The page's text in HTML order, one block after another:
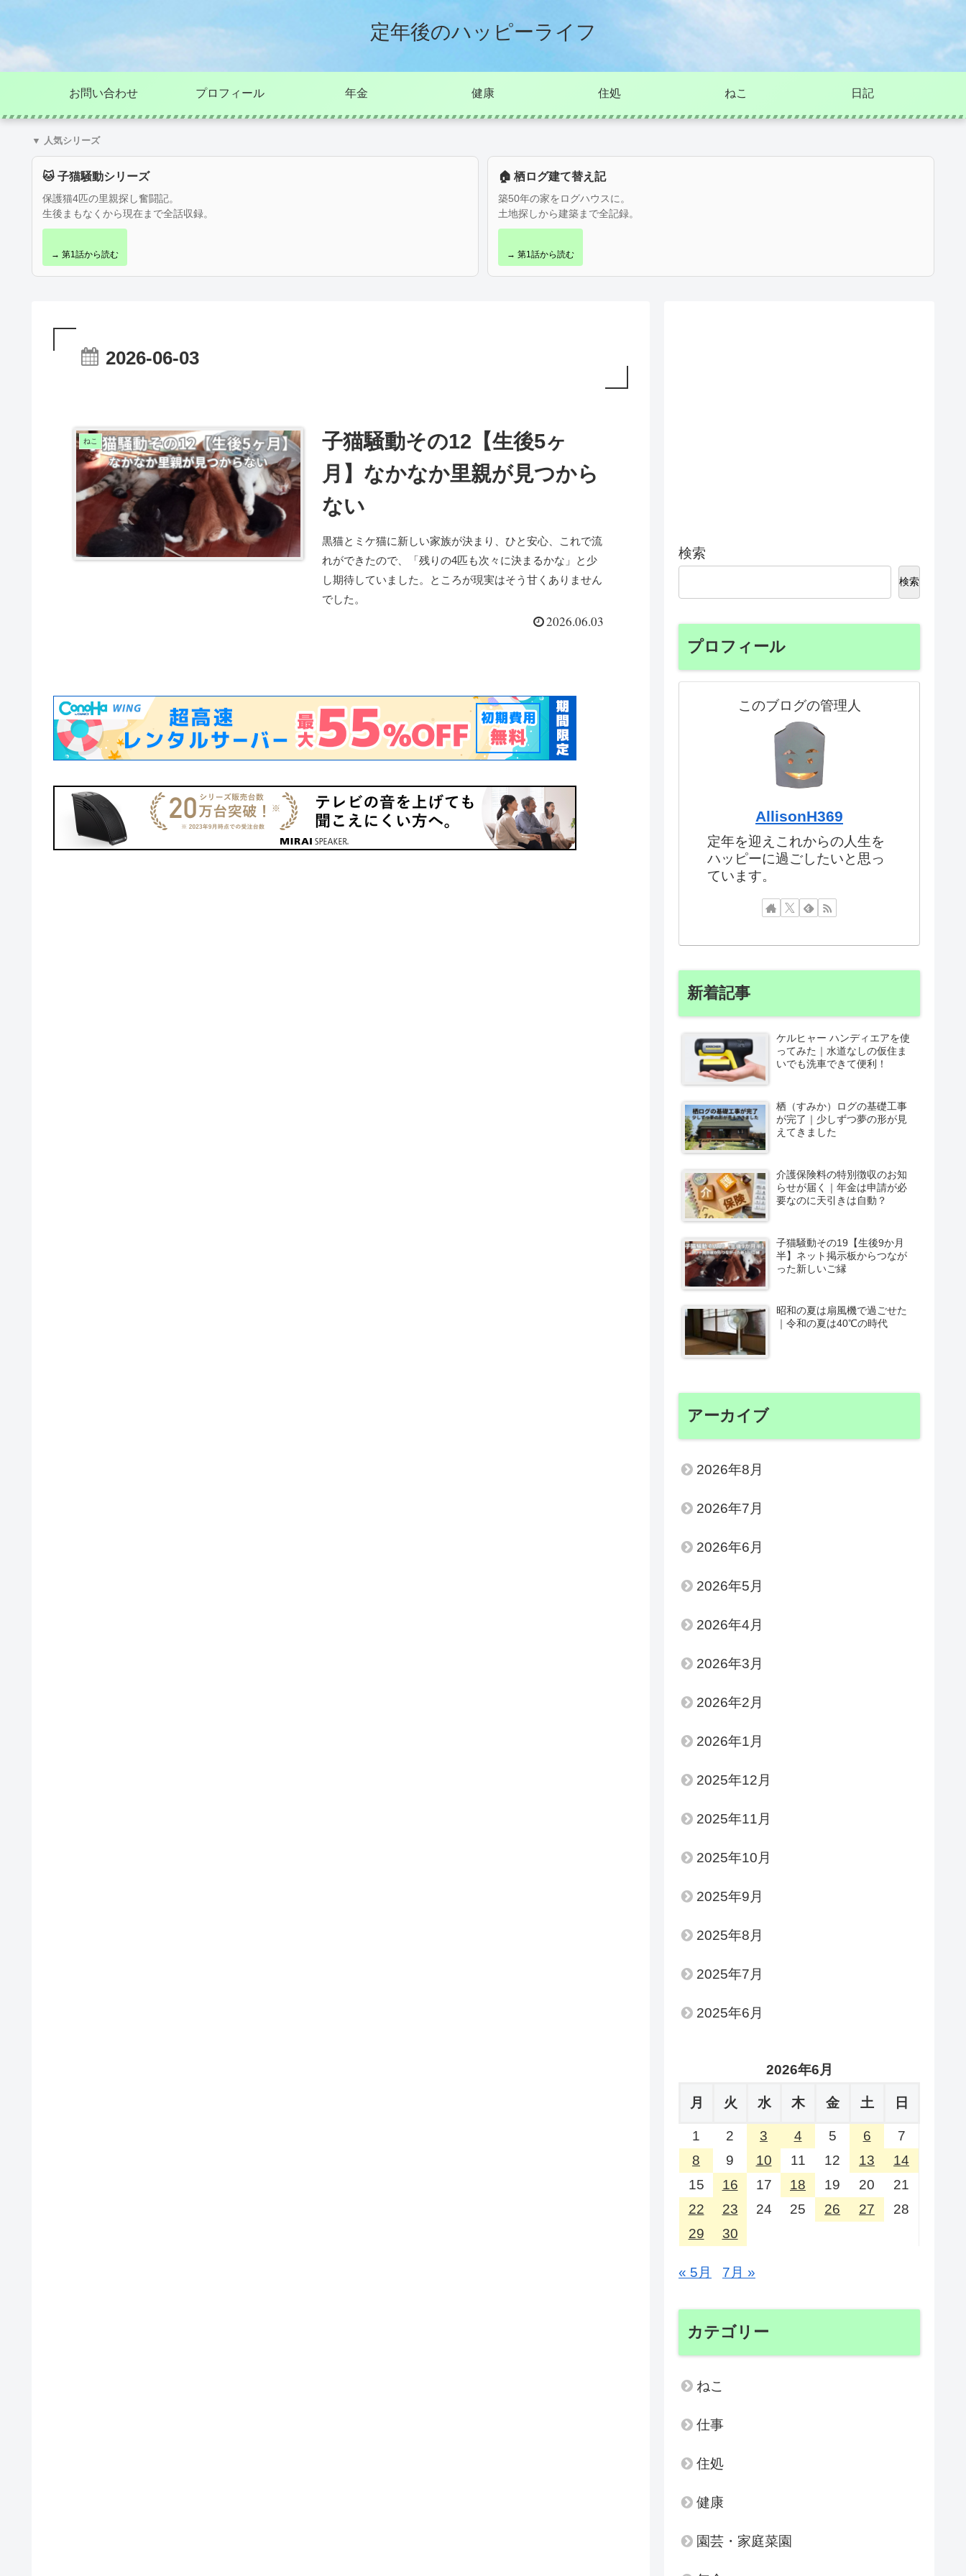
定年後のハッピーライフ
お問い合わせ プロフィール 年金 健康 住処 ねこ 日記
▼ 人気シリーズ
🐱 子猫騒動シリーズ
保護猫4匹の里親探し奮闘記。
生後まもなくから現在まで全話収録。
→ 第1話から読む
🏠 栖ログ建て替え記
築50年の家をログハウスに。
土地探しから建築まで全記録。
→ 第1話から読む
2026-06-03
ねこ
子猫騒動その12【生後5ヶ
月】なかなか里親が見つから
ない
黒猫とミケ猫に新しい家族が決まり、ひと安心、これで流
れができたので、「残りの4匹も次々に決まるかな」と少
し期待していました。ところが現実はそう甘くありません
でした。
2026.06.03
検索
検索
プロフィール
このブログの管理人
AllisonH369
定年を迎えこれからの人生を
ハッピーに過ごしたいと思っ
ています。
新着記事
ケルヒャー ハンディエアを使
ってみた｜水道なしの仮住ま
いでも洗車できて便利！
栖（すみか）ログの基礎工事
が完了｜少しずつ夢の形が見
えてきました
介護保険料の特別徴収のお知
らせが届く｜年金は申請が必
要なのに天引きは自動？
子猫騒動その19【生後9か月
半】ネット掲示板からつなが
った新しいご縁
昭和の夏は扇風機で過ごせた
｜令和の夏は40℃の時代
アーカイブ
2026年8月
2026年7月
2026年6月
2026年5月
2026年4月
2026年3月
2026年2月
2026年1月
2025年12月
2025年11月
2025年10月
2025年9月
2025年8月
2025年7月
2025年6月
2026年6月
月 火 水 木 金 土 日
1 2 3 4 5 6
7
8
9 10 11 12 13
14
15
16 17 18 19 20
21
22
23 24 25 26 27
28
29
30
« 5月 7月 »
カテゴリー
ねこ
仕事
住処
健康
園芸・家庭菜園